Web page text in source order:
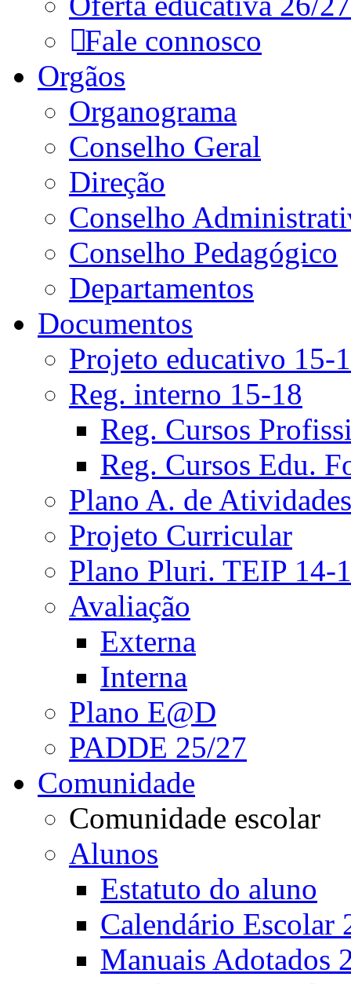
Fale connosco
Orgãos
Organograma
Conselho Geral
Direção
Conselho
Conselho Pedagógico
Departamentos
Documentos
Projeto educativo 15-
Reg. interno 15-18
Reg. Cursos
Reg. Cursos Edu.
Plano A. de Atividades
Projeto Curricular
Plano Pluri. TEIP 14-
Avaliação
Externa
Interna
Plano E@D
PADDE 25/27
Comunidade
Comunidade escolar
Alunos
Estatuto do aluno
Calendário Escolar
Manuais Adotados